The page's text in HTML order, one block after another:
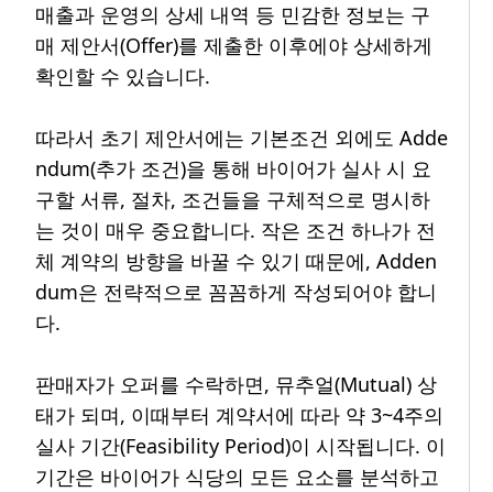
매출과 운영의 상세 내역 등 민감한 정보는 구
매 제안서(Offer)를 제출한 이후에야 상세하게
확인할 수 있습니다.
따라서 초기 제안서에는 기본조건 외에도 Adde
ndum(추가 조건)을 통해 바이어가 실사 시 요
구할 서류, 절차, 조건들을 구체적으로 명시하
는 것이 매우 중요합니다. 작은 조건 하나가 전
체 계약의 방향을 바꿀 수 있기 때문에, Adden
dum은 전략적으로 꼼꼼하게 작성되어야 합니
다.
판매자가 오퍼를 수락하면, 뮤추얼(Mutual) 상
태가 되며, 이때부터 계약서에 따라 약 3~4주의
실사 기간(Feasibility Period)이 시작됩니다. 이
기간은 바이어가 식당의 모든 요소를 분석하고